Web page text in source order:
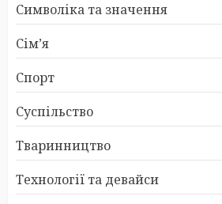
Символіка та значення
Сім’я
Спорт
Суспільство
Тваринництво
Технології та девайси